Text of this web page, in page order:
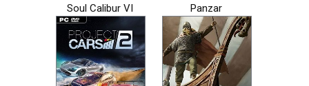
Soul Calibur VI Panzar